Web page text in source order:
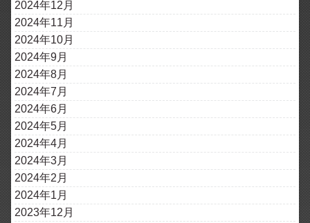
2024年12月
2024年11月
2024年10月
2024年9月
2024年8月
2024年7月
2024年6月
2024年5月
2024年4月
2024年3月
2024年2月
2024年1月
2023年12月